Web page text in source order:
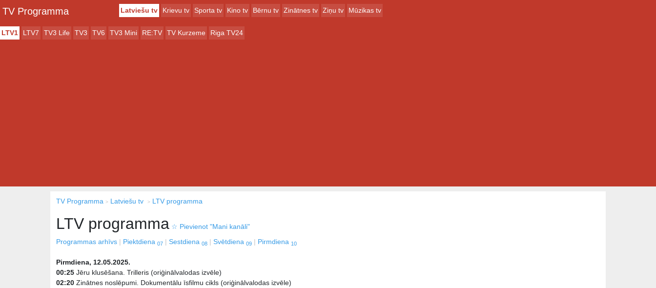
TV Programma Latviešu tv Krievu tv Sporta tv Kino tv Bērnu tv Zinātnes tv Ziņu tv Mūzikas tv
LTV1 LTV7 TV3 Life TV3 TV6 TV3 Mini RE:TV TV Kurzeme Riga TV24
TV Programma Latviešu tv LTV programma
LTV programma ☆ Pievienot "Mani kanāli"
Programmas arhīvs
Piektdiena 07 Sestdiena 08 Svētdiena 09 Pirmdiena 10
Pirmdiena, 12.05.2025.
00:25 Jēru klusēšana. Trilleris (oriģinālvalodas izvēle)
02:20 Zinātnes noslēpumi. Dokumentālu īsfilmu cikls (oriģinālvalodas izvēle)